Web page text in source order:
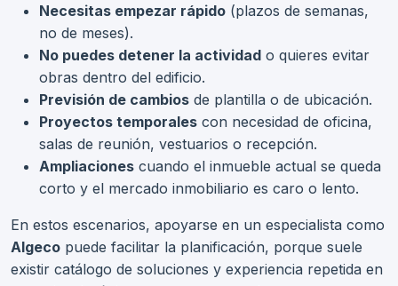
Necesitas empezar rápido (plazos de semanas,
no de meses).
No puedes detener la actividad o quieres evitar
obras dentro del edificio.
Previsión de cambios de plantilla o de ubicación.
Proyectos temporales con necesidad de oficina,
salas de reunión, vestuarios o recepción.
Ampliaciones cuando el inmueble actual se queda
corto y el mercado inmobiliario es caro o lento.
En estos escenarios, apoyarse en un especialista como
Algeco puede facilitar la planificación, porque suele
existir catálogo de soluciones y experiencia repetida en